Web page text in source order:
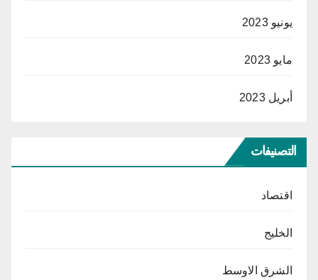
يونيو 2023
مايو 2023
أبريل 2023
التصنيفات
اقتصاد
الخليج
الشرق الاوسط